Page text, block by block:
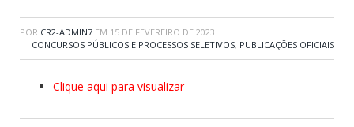
POR CR2-ADMIN7 EM 15 DE FEVEREIRO DE 2023
CONCURSOS PÚBLICOS E PROCESSOS SELETIVOS, PUBLICAÇÕES OFICIAIS
Clique aqui para visualizar